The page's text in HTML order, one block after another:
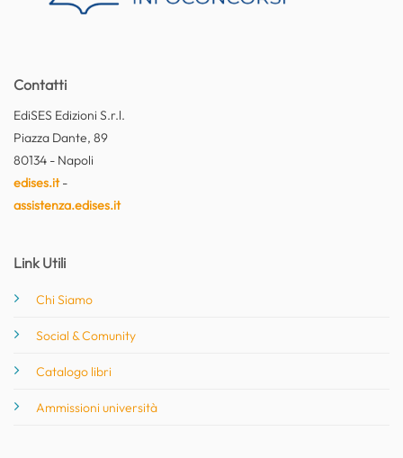
Contatti
EdiSES Edizioni S.r.l.
Piazza Dante, 89
80134 - Napoli
edises.it-
assistenza.edises.it
Link Utili
Chi Siamo
Social & Comunity
Catalogo libri
Ammissioni università